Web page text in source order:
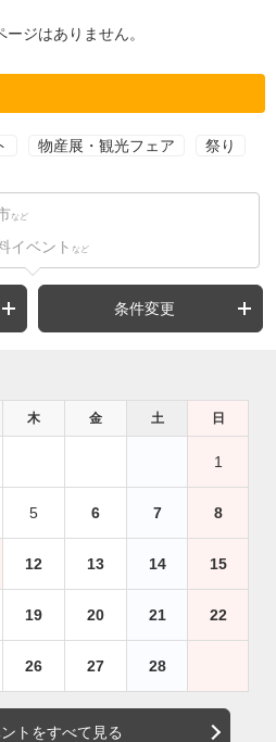
ジはありません。
物産展・観光フェア 祭り
など
イベント など
条件変更
木 金 土 日
1
5 6 7 8
12 13 14 15
19 20 21 22
26 27 28
トをすべて見る